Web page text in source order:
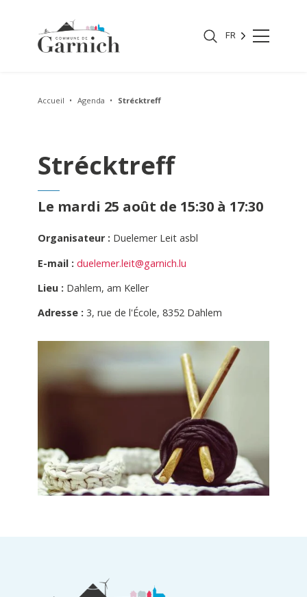
FR
Accueil Agenda Strécktreff
Strécktreff
Le mardi 25 août de 15:30 à 17:30
Organisateur : Duelemer Leit asbl
E-mail : duelemer.leit@garnich.lu
Lieu : Dahlem, am Keller
Adresse : 3, rue de l'École, 8352 Dahlem
Informations